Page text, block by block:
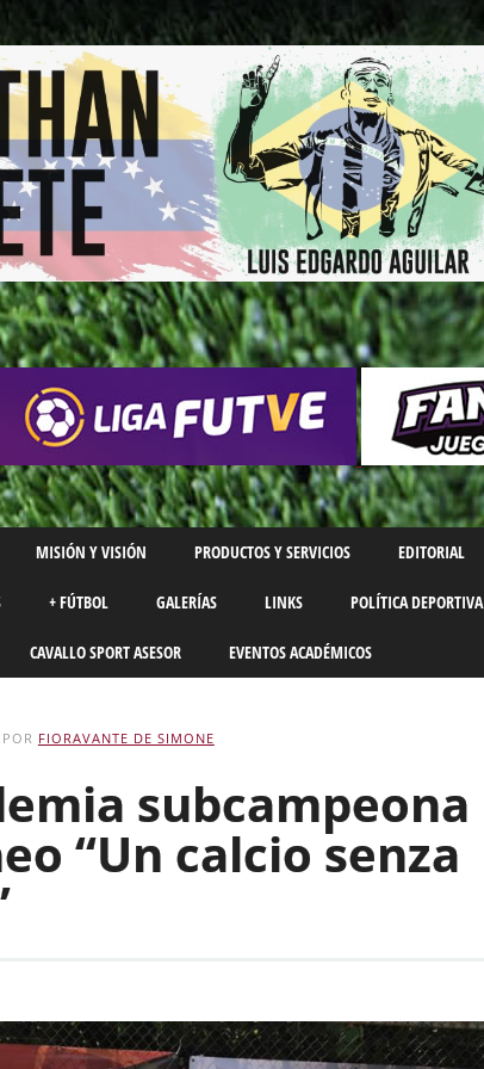
MISIÓN Y VISIÓN PRODUCTOS Y SERVICIOS EDITORIAL
+ FÚTBOL GALERÍAS LINKS POLÍTICA DEPORTIVA
CAVALLO SPORT ASESOR EVENTOS ACADÉMICOS
POR FIORAVANTE DE SIMONE
subcampeona
“Un calcio senza